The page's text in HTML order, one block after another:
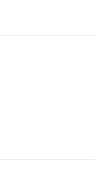
めです。